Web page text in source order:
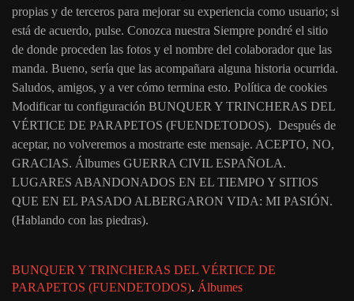
propias y de terceros para mejorar su experiencia como usuario; si
está de acuerdo, pulse. Conozca nuestra Siempre pondré el sitio
de donde proceden las fotos y el nombre del colaborador que las
manda. Bueno, sería que las acompañara alguna historia ocurrida.
Saludos, amigos, y a ver cómo termina esto. Política de cookies
Modificar tu configuración BUNQUER Y TRINCHERAS DEL
VÉRTICE DE PARAPETOS (FUENDETODOS). Después de
aceptar, no volveremos a mostrarte este mensaje. ACEPTO, NO,
GRACIAS. Álbumes GUERRA CIVIL ESPAÑOLA.
LUGARES ABANDONADOS EN EL TIEMPO Y SITIOS
QUE EN EL PASADO ALBERGARON VIDA: MI PASIÓN.
(Hablando con las piedras).
BUNQUER Y TRINCHERAS DEL VÉRTICE DE
PARAPETOS (FUENDETODOS). Álbumes